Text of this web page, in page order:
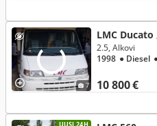
7
LMC Ducato
10 800 €
2.5, Alkovi
1998 ● Diesel